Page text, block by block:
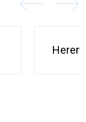
Heren